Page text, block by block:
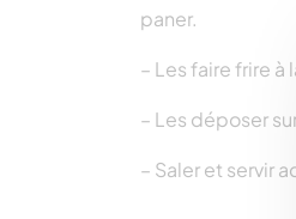
paner.
– Les faire frire
– Les déposer
– Saler et servir